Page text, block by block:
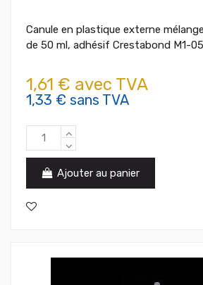
Canule en plastique externe
de 50 ml, adhésif Crestabond M1-
1,61 € avec TVA
1,33 € sans TVA
Ajouter au panier